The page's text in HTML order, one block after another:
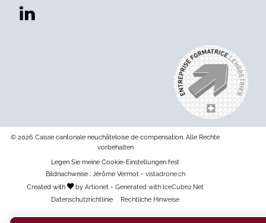
© 2026 Caisse cantonale neuchâteloise de compensation. Alle Rechte
vorbehalten
Legen Sie meine Cookie-Einstellungen fest
Bildnachweise : Jérôme Vermot - vistadrone.ch
Created with
byArtionet -Generated with IceCube2.Net
Datenschutzrichtlinie
Rechtliche Hinweise